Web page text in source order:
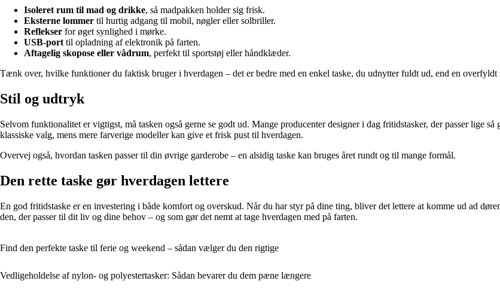
Isoleret rum til mad og drikke, så madpakken holder sig frisk.
Eksterne lommer til hurtig adgang til mobil, nøgler eller solbriller.
Reflekser for øget synlighed i mørke.
USB-port til opladning af elektronik på farten.
Aftagelig skopose eller vådrum, perfekt til sportstøj eller håndklæder.
Tænk over, hvilke funktioner du faktisk bruger i hverdagen – det er bedre med en enkel taske, du udnytter fuldt ud, end en
Stil og udtryk
Selvom funktionalitet er vigtigst, må tasken også gerne se godt ud. Mange producenter designer i dag fritidstasker, der passer lige
klassiske valg, mens mere farverige modeller kan give et frisk pust til hverdagen.
Overvej også, hvordan tasken passer til din øvrige garderobe – en alsidig taske kan bruges året rundt og til mange formål.
Den rette taske gør hverdagen lettere
En god fritidstaske er en investering i både komfort og overskud. Når du har styr på dine ting, bliver det lettere at komme ud ad
den, der passer til dit liv og dine behov – og som gør det nemt at tage hverdagen med på farten.
Find den perfekte taske til ferie og weekend – sådan vælger du den rigtige
Vedligeholdelse af nylon- og polyestertasker: Sådan bevarer du dem pæne længere